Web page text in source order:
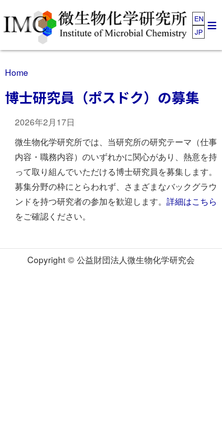
EN
JP
Home
博士研究員（ポスドク）の募集
2026年2月17日
微生物化学研究所では、当研究所の研究テーマ（仕事
内容・職務内容）のいずれかに関心があり、熱意を持
って取り組んでいただける博士研究員を募集します。
募集分野の枠にとらわれず、さまざまなバックグラウ
ンドを持つ研究者の参加を歓迎します。 詳細はこちら
をご確認ください。
Copyright © 公益財団法人微生物化学研究会